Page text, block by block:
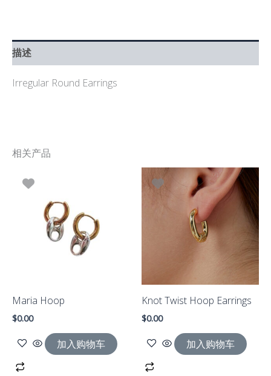
描述
Irregular Round Earrings
相关产品
Maria Hoop
$0.00
加入购物车
Knot Twist Hoop Earrings
$0.00
加入购物车